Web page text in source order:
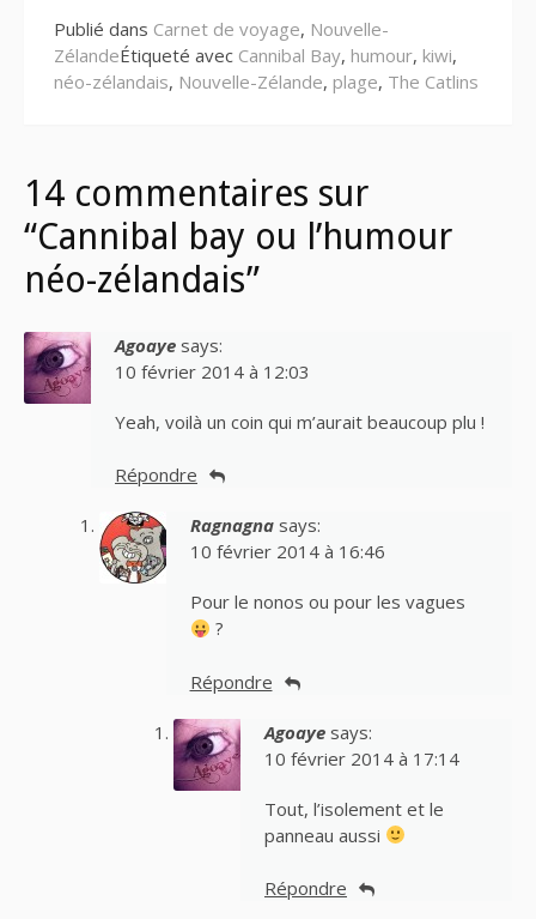
Publié dans Carnet de voyage, Nouvelle-
ZélandeÉtiqueté avec Cannibal Bay, humour, kiwi,
néo-zélandais, Nouvelle-Zélande, plage, The Catlins
14 commentaires sur
“Cannibal bay ou l’humour
néo-zélandais”
Agoaye says:
10 février 2014 à 12:03
Yeah, voilà un coin qui m’aurait beaucoup plu !
Répondre
Ragnagna says:
10 février 2014 à 16:46
Pour le nonos ou pour les vagues
?
Répondre
Agoaye says:
10 février 2014 à 17:14
Tout, l’isolement et le
panneau aussi
Répondre